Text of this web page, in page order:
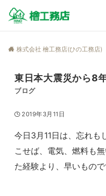
株式会社 檜工務店(ひの工務店)
東日本大震災から8
ブログ
2019年3月11日
今日3月11日は、忘れも
こせば、電気、燃料も
た経験より、早いもので